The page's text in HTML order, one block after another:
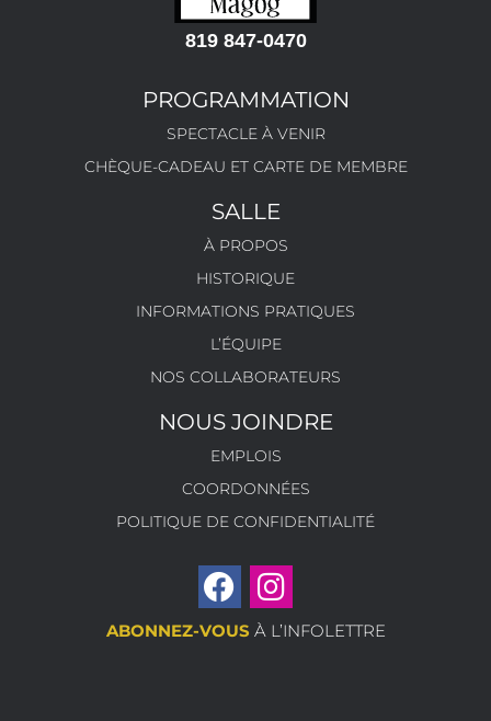
819 847-0470
PROGRAMMATION
SPECTACLE À VENIR
CHÈQUE-CADEAU ET CARTE DE MEMBRE
SALLE
À PROPOS
HISTORIQUE
INFORMATIONS PRATIQUES
L’ÉQUIPE
NOS COLLABORATEURS
NOUS JOINDRE
EMPLOIS
COORDONNÉES
POLITIQUE DE CONFIDENTIALITÉ
ABONNEZ-VOUS À L’INFOLETTRE